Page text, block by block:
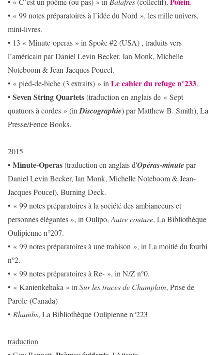
• « 99 notes préparatoires à l’idée du Nord », les mille univers,
mini-livres.
• 13 « Minute-operas » in Spoke #2 (USA) , traduits vers
l’américain par Daniel Levin Becker, Ian Monk, Michelle
Noteboom & Jean-Jacques Poucel.
• « pied-de-biche (3 extraits) » in Le cahier du refuge n°233.
• Seven String Quartets(traduction en anglais de « Sept
quatuors à cordes » (in Discographie) par Matthew B. Smith), La
Presse/Fence Books.
2015
• Minute-Operas(traduction en anglais d'Opéras-minutepar
Daniel Levin Becker, Ian Monk, Michelle Noteboom & Jean-
Jacques Poucel), Burning Deck.
• « 99 notes préparatoires à la société des ambianceurs et
personnes élégantes », in Oulipo, Autre couture, La Bibliothèque
Oulipienne n°207.
• « 99 notes préparatoires à une trahison », in La moitié du fourbi
n°2.
• « 99 notes préparatoires à Re- », in N/Z n°0.
• « Kanienkehaka » in Sur les traces de Champlain, Prise de
Parole (Canada)
• Rhumbs, La Bibliothèque Oulipienne n°223
traduction